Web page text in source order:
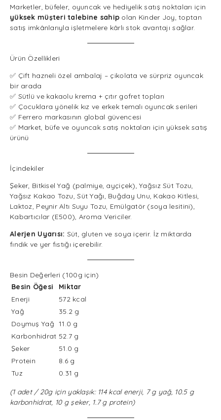
Marketler, büfeler, oyuncak ve hediyelik satış noktaları için
yüksek müşteri talebine sahip olan Kinder Joy, toptan
satış imkânlarıyla işletmelere kârlı stok avantajı sağlar.
Ürün Özellikleri
✅ Çift hazneli özel ambalaj – çikolata ve sürpriz oyuncak
bir arada
✅ Sütlü ve kakaolu krema + çıtır gofret topları
✅ Çocuklara yönelik kız ve erkek temalı oyuncak serileri
✅ Ferrero markasının global güvencesi
✅ Market, büfe ve oyuncak satış noktaları için yüksek satış
ürünü
İçindekiler
Şeker, Bitkisel Yağ (palmiye, ayçiçek), Yağsız Süt Tozu,
Yağsız Kakao Tozu, Süt Yağı, Buğday Unu, Kakao Kitlesi,
Laktoz, Peynir Altı Suyu Tozu, Emülgatör (soya lesitini),
Kabartıcılar (E500), Aroma Vericiler.
Alerjen Uyarısı: Süt, gluten ve soya içerir. İz miktarda
fındık ve yer fıstığı içerebilir.
Besin Değerleri (100g için)
Besin Öğesi
Miktar
Enerji
572 kcal
Yağ
35.2 g
Doymuş Yağ 11.0 g
Karbonhidrat 52.7 g
Şeker
51.0 g
Protein
8.6 g
Tuz
0.31 g
(1 adet / 20g için yaklaşık: 114 kcal enerji, 7 g yağ, 10.5 g
karbonhidrat, 10 g şeker, 1.7 g protein)